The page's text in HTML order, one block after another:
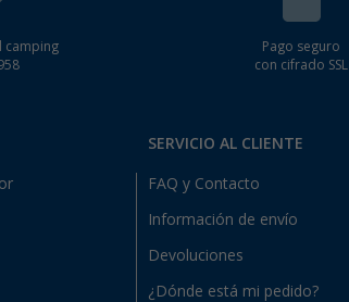
camping
Pago seguro
con cifrado SSL
SERVICIO AL CLIENTE
FAQ y Contacto
Información de envío
Devoluciones
¿Dónde está mi pedido?